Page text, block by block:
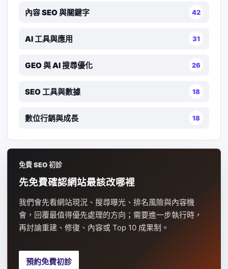
內容 SEO 與關鍵字 42
AI 工具與應用 31
GEO 與 AI 搜尋優化 26
SEO 工具與數據 18
數位行銷與成長 18
免費 SEO 初診
先免費確認網站最該改哪裡
我們會先看網站現況、搜尋曝光、排名風險與內容機
會，回覆最值得優先處理的方向；需要進一步執行時，
再討論重建、修復、內容或 Top 10 成果制。
預約免費初診